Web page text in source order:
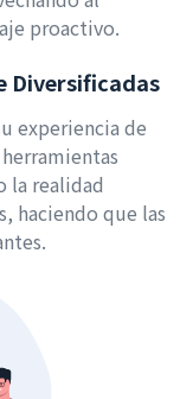
proactivo.
Diversificadas
experiencia de
la realidad
haciendo que las